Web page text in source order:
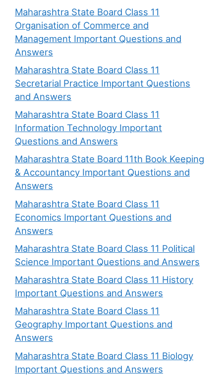
Maharashtra State Board Class 11
Organisation of Commerce and
Management Important Questions and
Answers
Maharashtra State Board Class 11
Secretarial Practice Important Questions
and Answers
Maharashtra State Board Class 11
Information Technology Important
Questions and Answers
Maharashtra State Board 11th Book Keeping
& Accountancy Important Questions and
Answers
Maharashtra State Board Class 11
Economics Important Questions and
Answers
Maharashtra State Board Class 11 Political
Science Important Questions and Answers
Maharashtra State Board Class 11 History
Important Questions and Answers
Maharashtra State Board Class 11
Geography Important Questions and
Answers
Maharashtra State Board Class 11 Biology
Important Questions and Answers